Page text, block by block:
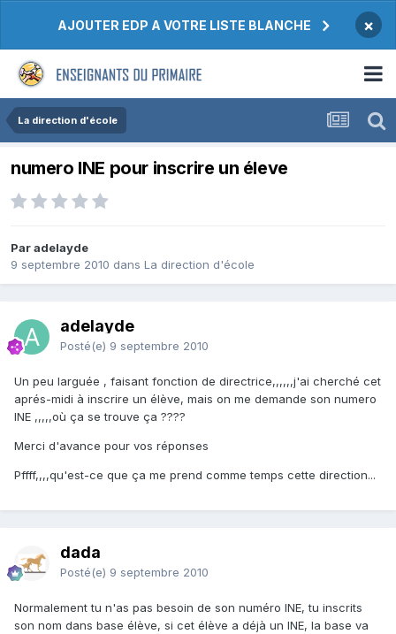
AJOUTER EDP A VOTRE LISTE BLANCHE ×
La direction d'école
numero INE pour inscrire un éleve
Par adelayde
9 septembre 2010 dans La direction d'école
adelayde
Posté(e) 9 septembre 2010
Un peu larguée , faisant fonction de directrice,,,,,,j'ai cherché cet
aprés-midi à inscrire un élève, mais on me demande son numero
INE ,,,,,où ça se trouve ça ????
Merci d'avance pour vos réponses
Pffff,,,,qu'est-ce que ça me prend comme temps cette direction...
dada
Posté(e) 9 septembre 2010
Normalement tu n'as pas besoin de son numéro INE, tu inscrits
son nom dans base élève, si cet élève a déjà un INE, la base va